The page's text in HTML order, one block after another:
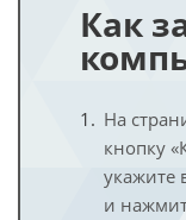
Как
На
кнопку
укажите
и